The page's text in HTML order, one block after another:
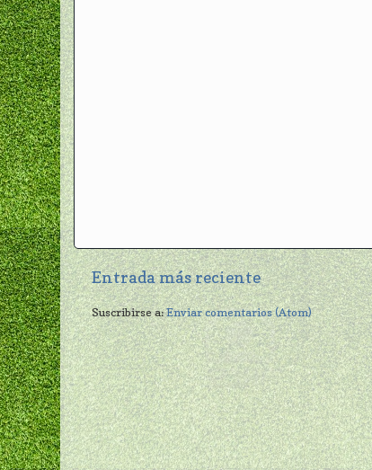
Entrada más reciente
Suscribirse a:Enviar comentarios (Atom)